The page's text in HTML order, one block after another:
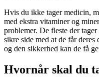
Hvis du ikke tager medicin,
med ekstra vitaminer og
problemer. De fleste der
sikre side med at de får
og den sikkerhed kan de få
Hvornår skal du